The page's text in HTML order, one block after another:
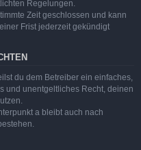
Regelungen.
Zeit geschlossen und kann
Frist jederzeit gekündigt
du dem Betreiber ein einfaches,
und unentgeltliches Recht, deinen
a bleibt auch nach